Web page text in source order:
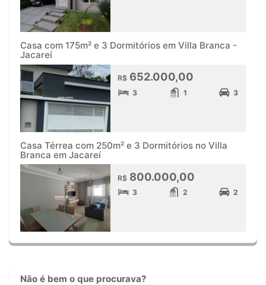
Casa com 175m² e 3 Dormitórios em Villa Branca -
Jacareí
R$ 652.000,00
3 1 3
Casa Térrea com 250m² e 3 Dormitórios no Villa
Branca em Jacareí
R$ 800.000,00
3 2 2
Não é bem o que procurava?